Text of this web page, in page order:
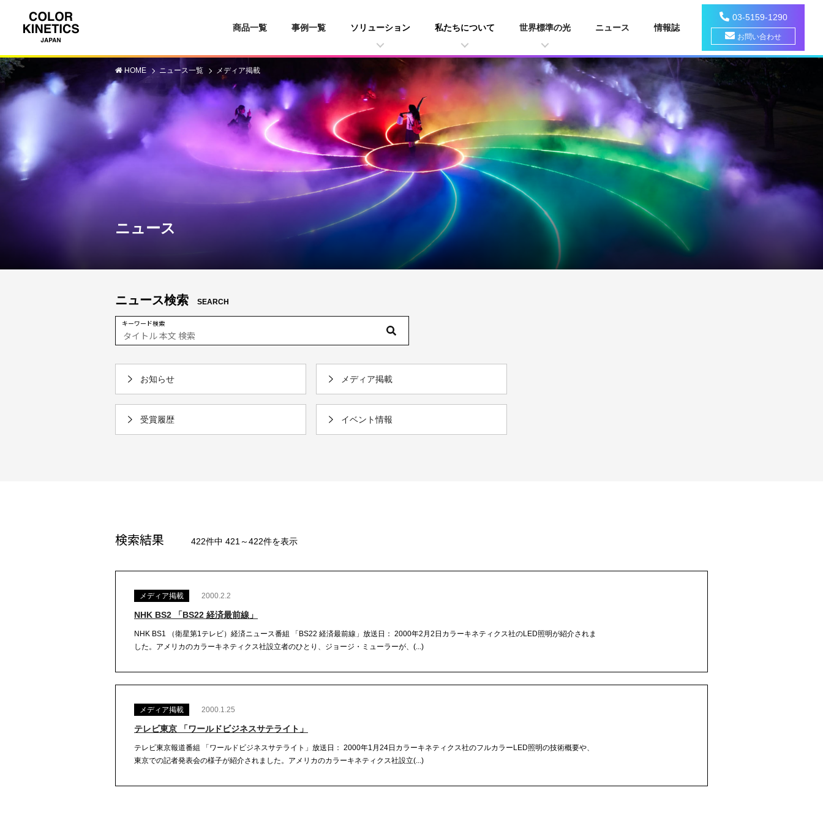
商品一覧 事例一覧 ソリューション 私たちについて 世界標準の光 ニュース 情報誌
03-5159-1290
お問い合わせ
HOME ニュース一覧 メディア掲載
ニュース
ニュース検索 SEARCH
キーワード検索
お知らせ メディア掲載
受賞履歴 イベント情報
検索結果 422件中 421～422件を表示
メディア掲載 2000.2.2
NHK BS2 「BS22 経済最前線」
NHK BS1 （衛星第1テレビ）経済ニュース番組 「BS22 経済最前線」放送日： 2000年2月2日カラーキネティクス社のLED照明が紹介されま
した。アメリカのカラーキネティクス社設立者のひとり、ジョージ・ミューラーが、(...)
メディア掲載 2000.1.25
テレビ東京 「ワールドビジネスサテライト」
テレビ東京報道番組 「ワールドビジネスサテライト」放送日： 2000年1月24日カラーキネティクス社のフルカラーLED照明の技術概要や、
東京での記者発表会の様子が紹介されました。アメリカのカラーキネティクス社設立(...)